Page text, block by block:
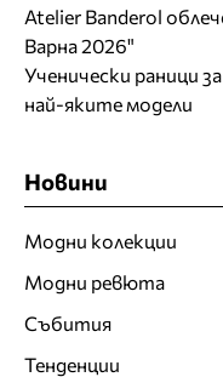
Atelier Banderol
Варна 2026"
Ученически раници
най-яките модели
Новини
Модни колекции
Модни ревюта
Събития
Тенденции